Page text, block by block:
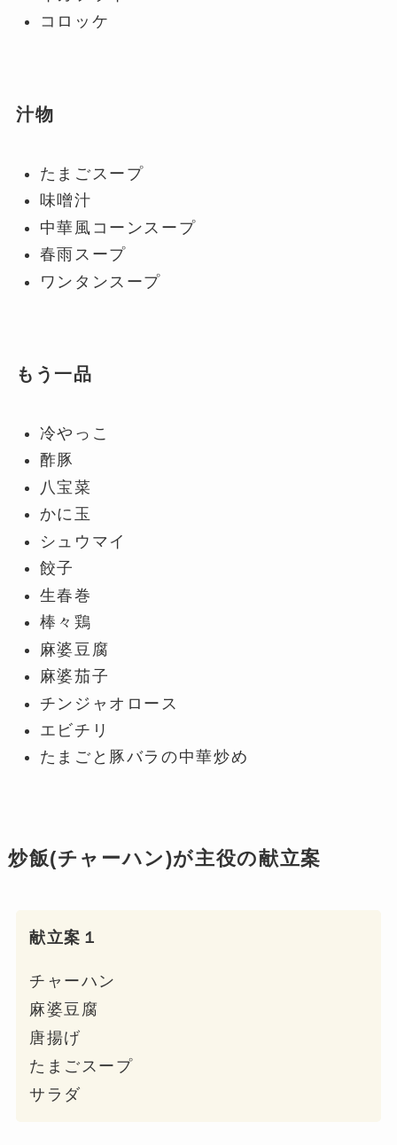
コロッケ
汁物
たまごスープ
味噌汁
中華風コーンスープ
春雨スープ
ワンタンスープ
もう一品
冷やっこ
酢豚
八宝菜
かに玉
シュウマイ
餃子
生春巻
棒々鶏
麻婆豆腐
麻婆茄子
チンジャオロース
エビチリ
たまごと豚バラの中華炒め
炒飯(チャーハン)が主役の献立案
献立案１
チャーハン
麻婆豆腐
唐揚げ
たまごスープ
サラダ